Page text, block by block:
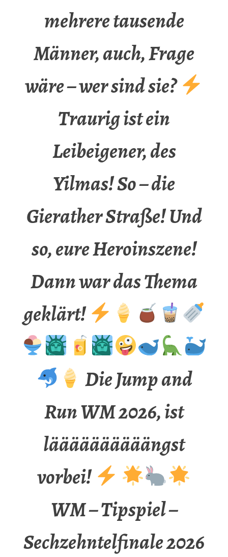
mehrere tausende
Männer, auch, Frage
wäre – wer sind sie?
Traurig ist ein
Leibeigener, des
Yilmas! So – die
Gierather Straße! Und
so, eure Heroinszene!
Dann war das Thema
geklärt!
Die Jump and
Run WM 2026, ist
läääääääääängst
vorbei!
WM – Tipspiel –
Sechzehntelfinale 2026